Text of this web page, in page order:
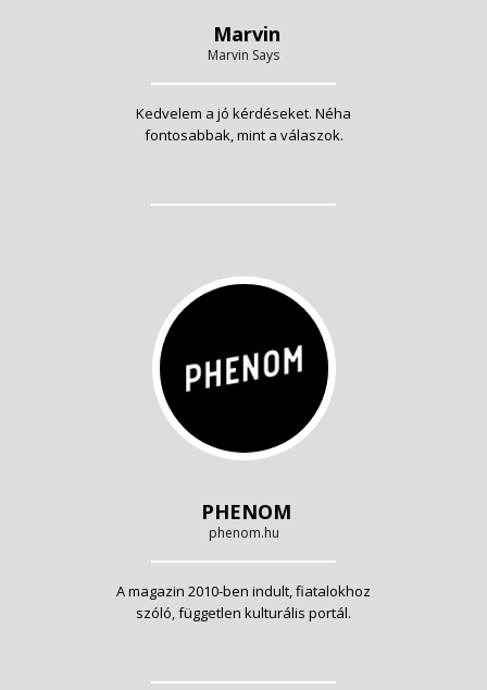
Marvin
Marvin Says
Kedvelem a jó kérdéseket. Néha
fontosabbak, mint a válaszok.
PHENOM
phenom.hu
A magazin 2010-ben indult, fiatalokhoz
szóló, független kulturális portál.